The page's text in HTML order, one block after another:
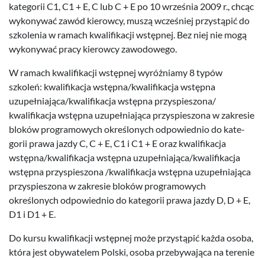
kat­e­gorii C1,C1 + E, C lub C + E po 10wrześ­nia 2009 r., chcąc
wykony­wać zawód kierowcy, muszą wcześniej przys­tąpić do
szkole­nia w ramach kwal­i­fikacji wstęp­nej. Bez niej nie mogą
wykony­wać pracy kierowcy zawodowego.
W ramach kwal­i­fikacji wstęp­nej wyróż­ni­amy8typów
szkoleń: kwal­i­fikacja wstępna/​kwalifikacja wstępna
uzupełniająca/​kwalifikacja wstępna przyspieszona/​
kwalifikacja wstępna uzu­peł­ni­a­jąca przyspies­zona w zakre­sie
bloków pro­gramowych określonych odpowied­nio do kat­e­
gorii prawa jazdy C, C + E,C1 i C1 + E oraz kwal­i­fikacja
wstępna/​kwalifikacja wstępna uzupełniająca/​kwalifikacja
wstępna przyspies­zona /​kwalifikacja wstępna uzu­peł­ni­a­jąca
przyspies­zona w zakre­sie bloków pro­gramowych
określonych odpowied­nio do kat­e­gorii prawa jazdy D, D + E,
D1 i D1 + E.
Do kursu kwal­i­fikacji wstęp­nej może przys­tąpić każda osoba,
która jest oby­wa­telem Pol­ski, osoba prze­by­wa­jąca na tere­nie